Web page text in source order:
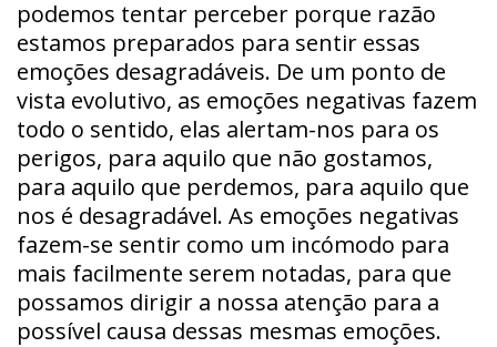
podemos tentar perceber porque razão
estamos preparados para sentir essas
emoções desagradáveis. De um ponto de
vista evolutivo, as emoções negativas fazem
todo o sentido, elas alertam-nos para os
perigos, para aquilo que não gostamos,
para aquilo que perdemos, para aquilo que
nos é desagradável. As emoções negativas
fazem-se sentir como um incómodo para
mais facilmente serem notadas, para que
possamos dirigir a nossa atenção para a
possível causa dessas mesmas emoções.